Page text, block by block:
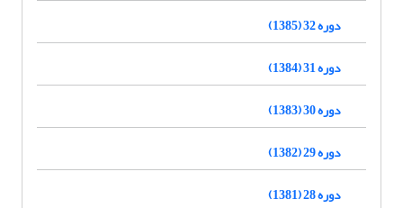
دوره 32 (1385)
دوره 31 (1384)
دوره 30 (1383)
دوره 29 (1382)
دوره 28 (1381)